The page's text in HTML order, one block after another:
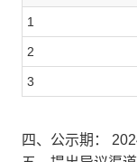
1
2
3
四、公示期：